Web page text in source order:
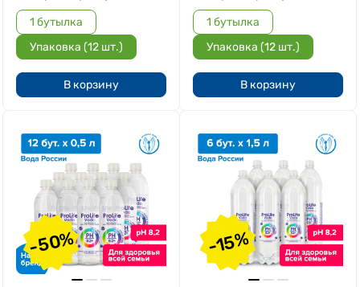
1 бутылка
Упаковка (12 шт.)
В корзину
1 бутылка
Упаковка (12 шт.)
В корзину
-50% -15%